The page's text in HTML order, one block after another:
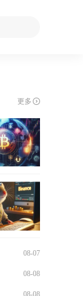
更多
08-07
08-08
08-08